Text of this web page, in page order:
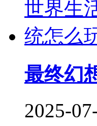
最终幻
2025-